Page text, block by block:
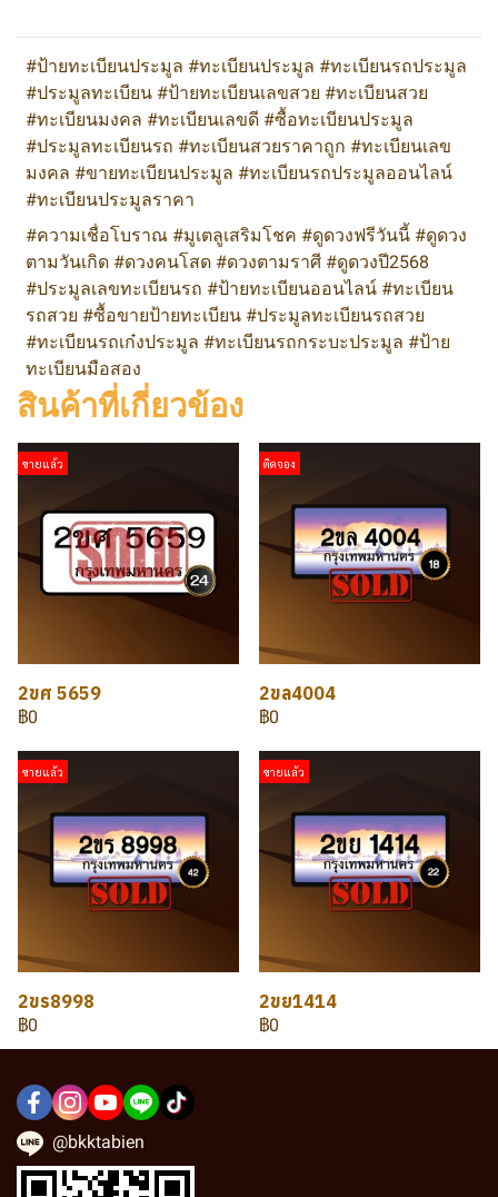
#ป้ายทะเบียนประมูล #ทะเบียนประมูล #ทะเบียนรถประมูล
#ประมูลทะเบียน #ป้ายทะเบียนเลขสวย #ทะเบียนสวย
#ทะเบียนมงคล #ทะเบียนเลขดี #ซื้อทะเบียนประมูล
#ประมูลทะเบียนรถ #ทะเบียนสวยราคาถูก #ทะเบียนเลข
มงคล #ขายทะเบียนประมูล #ทะเบียนรถประมูลออนไลน์
#ทะเบียนประมูลราคา
#ความเชื่อโบราณ #มูเตลูเสริมโชค #ดูดวงฟรีวันนี้ #ดูดวง
ตามวันเกิด #ดวงคนโสด #ดวงตามราศี #ดูดวงปี2568
#ประมูลเลขทะเบียนรถ #ป้ายทะเบียนออนไลน์ #ทะเบียน
รถสวย #ซื้อขายป้ายทะเบียน #ประมูลทะเบียนรถสวย
#ทะเบียนรถเก๋งประมูล #ทะเบียนรถกระบะประมูล #ป้าย
ทะเบียนมือสอง
สินค้าที่เกี่ยวข้อง
ขายแล้ว
2ขศ 5659
฿0
ติดจอง
2ขล4004
฿0
ขายแล้ว
2ขร8998
฿0
ขายแล้ว
2ขย1414
฿0
@bkktabien